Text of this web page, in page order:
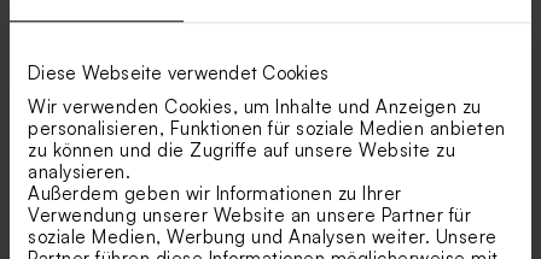
Diese Webseite verwendet Cookies
Wir verwenden Cookies, um Inhalte und Anzeigen zu
personalisieren, Funktionen für soziale Medien anbieten
zu können und die Zugriffe auf unsere Website zu
analysieren.
Außerdem geben wir Informationen zu Ihrer
Verwendung unserer Website an unsere Partner für
soziale Medien, Werbung und Analysen weiter. Unsere
Taufeinladung 'Trendy
Margarite' | oval
Taufeinladung im